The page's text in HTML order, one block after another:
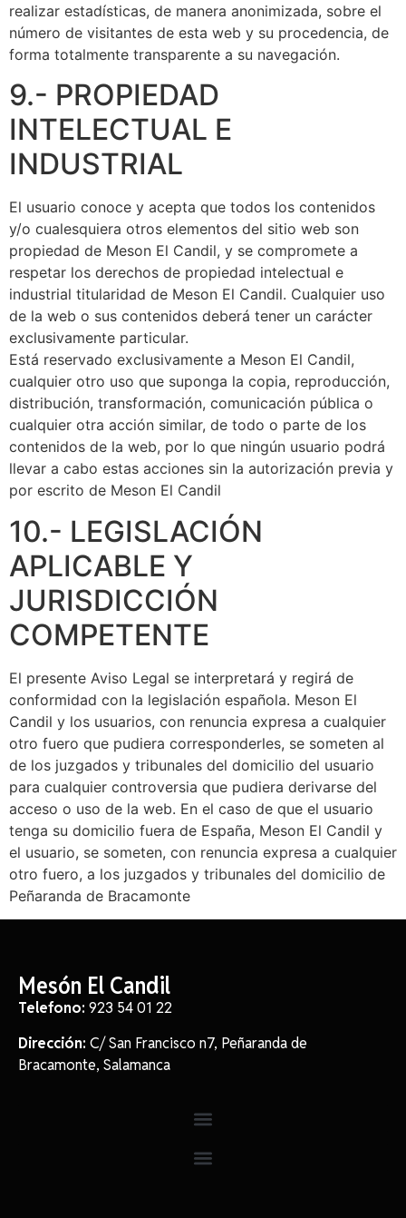
realizar estadísticas, de manera anonimizada, sobre el
número de visitantes de esta web y su procedencia, de
forma totalmente transparente a su navegación.
9.- PROPIEDAD
INTELECTUAL E
INDUSTRIAL
El usuario conoce y acepta que todos los contenidos
y/o cualesquiera otros elementos del sitio web son
propiedad de Meson El Candil, y se compromete a
respetar los derechos de propiedad intelectual e
industrial titularidad de Meson El Candil. Cualquier uso
de la web o sus contenidos deberá tener un carácter
exclusivamente particular.
Está reservado exclusivamente a Meson El Candil,
cualquier otro uso que suponga la copia, reproducción,
distribución, transformación, comunicación pública o
cualquier otra acción similar, de todo o parte de los
contenidos de la web, por lo que ningún usuario podrá
llevar a cabo estas acciones sin la autorización previa y
por escrito de Meson El Candil
10.- LEGISLACIÓN
APLICABLE Y
JURISDICCIÓN
COMPETENTE
El presente Aviso Legal se interpretará y regirá de
conformidad con la legislación española. Meson El
Candil y los usuarios, con renuncia expresa a cualquier
otro fuero que pudiera corresponderles, se someten al
de los juzgados y tribunales del domicilio del usuario
para cualquier controversia que pudiera derivarse del
acceso o uso de la web. En el caso de que el usuario
tenga su domicilio fuera de España, Meson El Candil y
el usuario, se someten, con renuncia expresa a cualquier
otro fuero, a los juzgados y tribunales del domicilio de
Peñaranda de Bracamonte
Mesón El Candil
Telefono: 923 54 01 22
Dirección: C/ San Francisco n7, Peñaranda de
Bracamonte, Salamanca